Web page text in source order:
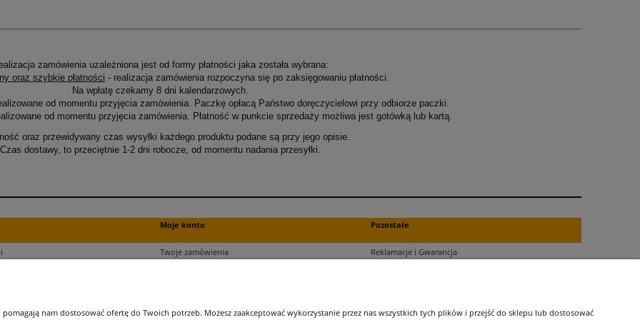
zamówienia uzależniona jest od formy płatności jaka została wybrana:
oraz szybkie płatności - realizacja zamówienia rozpoczyna się po zaksięgowaniu płatności.
Na wpłatę czekamy 8 dni kalendarzowych.
od momentu przyjęcia zamówienia. Paczkę opłacą Państwo doręczycielowi przy odbiorze paczki.
od momentu przyjęcia zamówienia. Płatność w punkcie sprzedaży możliwa jest gotówką lub kartą.
oraz przewidywany czas wysyłki każdego produktu podane są przy jego opisie.
Czas dostawy, to przeciętnie 1-2 dni robocze, od momentu nadania przesyłki.
Moje konto
Twoje zamówienia
Pozostałe
Reklamacje i Gwarancja
nam dostosować ofertę do Twoich potrzeb. Możesz zaakceptować wykorzystanie przez nas wszystkich tych plików i przejść do sklepu lub dostosować